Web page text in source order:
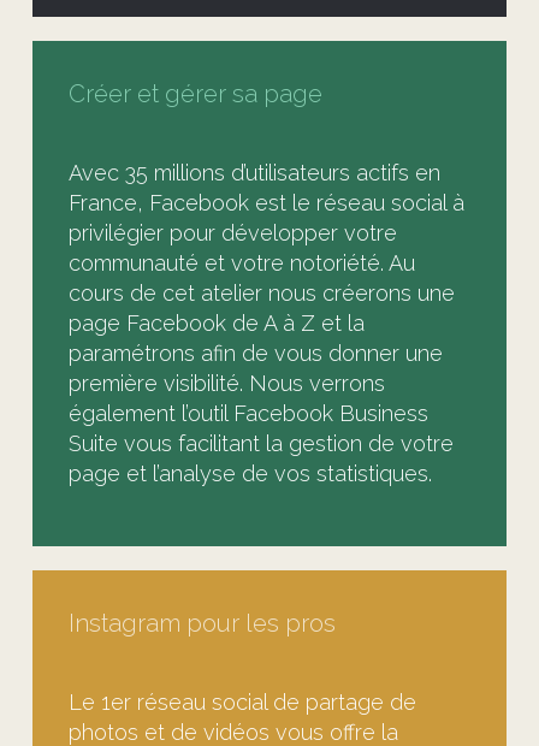
Créer et gérer sa page
Avec 35 millions d’utilisateurs actifs en
France, Facebook est le réseau social à
privilégier pour développer votre
communauté et votre notoriété. Au
cours de cet atelier nous créerons une
page Facebook de A à Z et la
paramétrons afin de vous donner une
première visibilité. Nous verrons
également l’outil Facebook Business
Suite vous facilitant la gestion de votre
page et l’analyse de vos statistiques.
Instagram pour les pros
Le 1er réseau social de partage de
photos et de vidéos vous offre la